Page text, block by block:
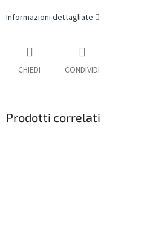
Informazioni dettagliate
CHIEDI CONDIVIDI
Prodotti correlati